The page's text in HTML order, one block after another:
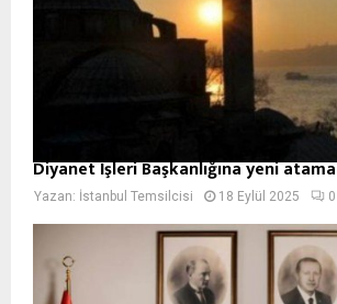
Diyanet İşleri Başkanlığına yeni atama
Yazan: İstanbul Temsilcisi 18 Eylül 2025 0